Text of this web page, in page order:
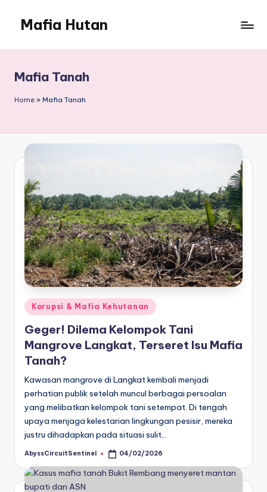
content
Mafia Hutan
dan
Perusakan
Hutan
Mafia Tanah
Home » Mafia Tanah
Posted
in
Korupsi & Mafia Kehutanan
Geger! Dilema Kelompok Tani
Mangrove Langkat, Terseret Isu Mafia
Tanah?
Kawasan mangrove di Langkat kembali menjadi
perhatian publik setelah muncul berbagai persoalan
yang melibatkan kelompok tani setempat. Di tengah
upaya menjaga kelestarian lingkungan pesisir, mereka
justru dihadapkan pada situasi sulit…
Posted
AbyssCircuitSentinel 04/02/2026